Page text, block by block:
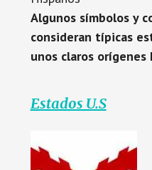
Algunos símbolos y
consideran típicas
unos claros orígenes
Estados U.S